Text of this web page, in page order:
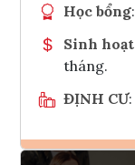
Học bổng:
Sinh
tháng.
ĐỊNH CƯ: